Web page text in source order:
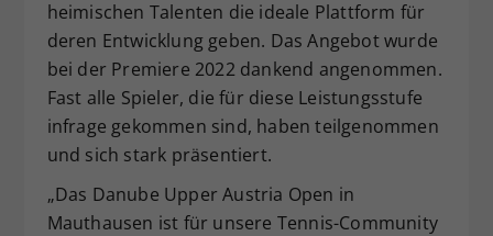
heimischen Talenten die ideale Plattform für
deren Entwicklung geben. Das Angebot wurde
bei der Premiere 2022 dankend angenommen.
Fast alle Spieler, die für diese Leistungsstufe
infrage gekommen sind, haben teilgenommen
und sich stark präsentiert.
„Das Danube Upper Austria Open in
Mauthausen ist für unsere Tennis-Community